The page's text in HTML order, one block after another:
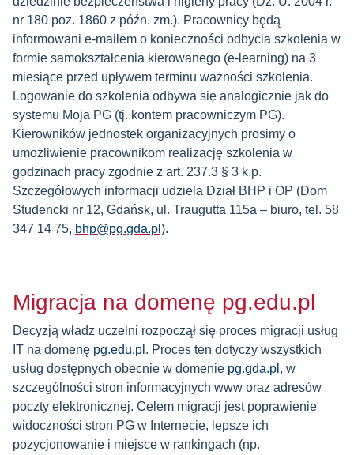
nr 180 poz. 1860 z późn. zm.). Pracownicy będą
informowani e-mailem o konieczności odbycia szkolenia w
formie samokształcenia kierowanego (e-learning) na 3
miesiące przed upływem terminu ważności szkolenia.
Logowanie do szkolenia odbywa się analogicznie jak do
systemu Moja PG (tj. kontem pracowniczym PG).
Kierowników jednostek organizacyjnych prosimy o
umożliwienie pracownikom realizację szkolenia w
godzinach pracy zgodnie z art. 237.3 § 3 k.p.
Szczegółowych informacji udziela Dział BHP i OP (Dom
Studencki nr 12, Gdańsk, ul. Traugutta 115a – biuro, tel. 58
347 14 75, bhp@pg.gda.pl).
Migracja na domenę pg.edu.pl
Decyzją władz uczelni rozpoczął się proces migracji usług
IT na domenę pg.edu.pl . Proces ten dotyczy wszystkich
usług dostępnych obecnie w domenie pg.gda.pl , w
szczególności stron informacyjnych www oraz adresów
poczty elektronicznej. Celem migracji jest poprawienie
widoczności stron PG w Internecie, lepsze ich
pozycjonowanie i miejsce w rankingach (np.